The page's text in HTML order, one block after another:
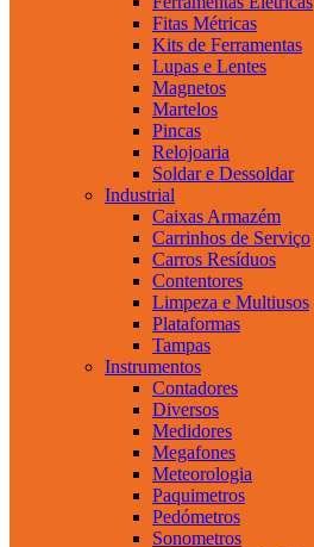
Fitas Métricas
Kits de Ferramentas
Lupas e Lentes
Magnetos
Martelos
Pincas
Relojoaria
Soldar e Dessoldar
Industrial
Caixas Armazém
Carrinhos de Serviço
Carros Resíduos
Contentores
Limpeza e Multiusos
Plataformas
Tampas
Instrumentos
Contadores
Diversos
Medidores
Megafones
Meteorologia
Paquimetros
Pedómetros
Sonometros